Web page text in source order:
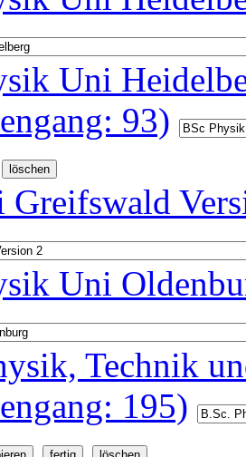
Uni
93)
Greifswald
Uni
Technik
195)